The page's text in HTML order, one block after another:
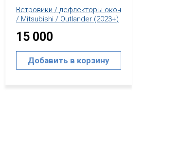
Ветровики / дефлекторы окон
/ Mitsubishi / Outlander (2023+)
(литье)
50 000
Добавить в корзину